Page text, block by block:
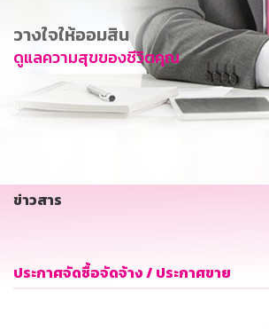
การพัฒนาที่ยั่งยืน
ข่าวสาร
บริการทางการเงิน
อื่นๆ
วางใจให้ออมสิน
ดูแลความสุขของชีวิตคุณ
ข่าวสาร
ประกาศจัดซื้อจัดจ้าง / ประกาศขาย